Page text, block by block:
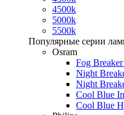
4500k
5000k
5500k
Популярные серии
Osram
Fog
Night
Night
Cool Blue
Cool Blue